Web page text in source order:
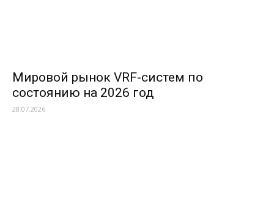
Мировой рынок VRF-систем по
состоянию на 2026 год
28.07.2026